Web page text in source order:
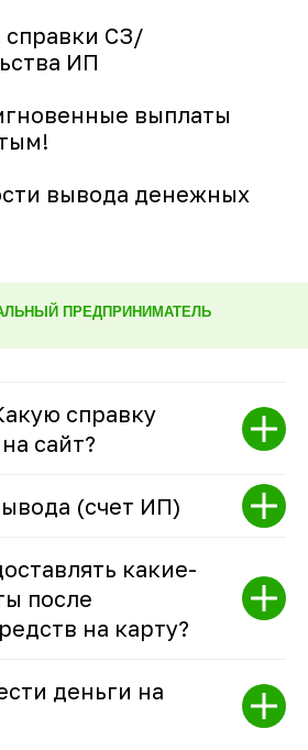
справки СЗ/
ИП
выплаты
вывода денежных
ПРЕДПРИНИМАТЕЛЬ
справку
сайт?
(счет ИП)
какие-
после
на карту?
деньги на